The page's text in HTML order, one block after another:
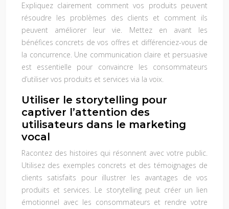
Expliquez clairement comment vos produits peuvent
résoudre les problèmes des clients et comment ils
peuvent améliorer leur vie. Mettez en avant les
bénéfices concrets de vos offres et différenciez-vous de
la concurrence. Une communication claire et persuasive
est essentielle pour convaincre les consommateurs
d’utiliser vos produits et services via la voix.
Utiliser le storytelling pour
captiver l’attention des
utilisateurs dans le marketing
vocal
Racontez des histoires qui résonnent avec votre public.
Utilisez des exemples concrets et des témoignages de
clients satisfaits pour illustrer les avantages de vos
produits et services. Le storytelling peut créer un lien
émotionnel avec les consommateurs et rendre votre